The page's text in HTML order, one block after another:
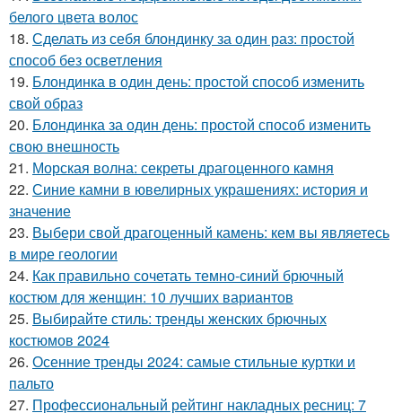
белого цвета волос
18. Сделать из себя блондинку за один раз: простой
способ без осветления
19. Блондинка в один день: простой способ изменить
свой образ
20. Блондинка за один день: простой способ изменить
свою внешность
21. Морская волна: секреты драгоценного камня
22. Синие камни в ювелирных украшениях: история и
значение
23. Выбери свой драгоценный камень: кем вы являетесь
в мире геологии
24. Как правильно сочетать темно-синий брючный
костюм для женщин: 10 лучших вариантов
25. Выбирайте стиль: тренды женских брючных
костюмов 2024
26. Осенние тренды 2024: самые стильные куртки и
пальто
27. Профессиональный рейтинг накладных ресниц: 7